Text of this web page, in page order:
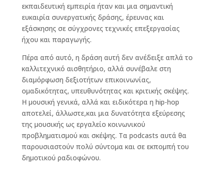
εκπαιδευτική εμπειρία ήταν και μια σημαντική
ευκαιρία συνεργατικής δράσης, έρευνας και
εξάσκησης σε σύγχρονες τεχνικές επεξεργασίας
ήχου και παραγωγής.
Πέρα από αυτό, η δράση αυτή δεν ανέδειξε απλά το
καλλιτεχνικό αισθητήριο, αλλά συνέβαλε στη
διαμόρφωση δεξιοτήτων επικοινωνίας,
ομαδικότητας, υπευθυνότητας και κριτικής σκέψης.
Η μουσική γενικά, αλλά και ειδικότερα η hip-hop
αποτελεί, άλλωστε,και μια δυνατότητα εξεύρεσης
της μουσικής ως εργαλείο κοινωνικού
προβληματισμού και σκέψης. Τα podcasts αυτά θα
παρουσιαστούν πολύ σύντομα και σε εκπομπή του
δημοτικού ραδιοφώνου.